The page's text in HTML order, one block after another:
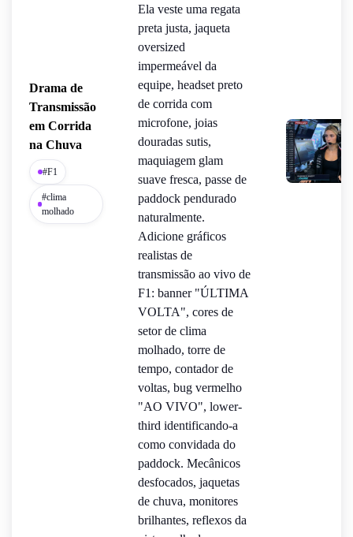
Drama de
Transmissão
em Corrida
na Chuva
#F1
#clima
molhado
Ela veste uma regata
preta justa, jaqueta
oversized
impermeável da
equipe, headset preto
de corrida com
microfone, joias
douradas sutis,
maquiagem glam
suave fresca, passe de
paddock pendurado
naturalmente.
Adicione gráficos
realistas de
transmissão ao vivo de
F1: banner "ÚLTIMA
VOLTA", cores de
setor de clima
molhado, torre de
tempo, contador de
voltas, bug vermelho
"AO VIVO", lower-
third identificando-a
como convidada do
paddock. Mecânicos
desfocados, jaquetas
de chuva, monitores
brilhantes, reflexos da